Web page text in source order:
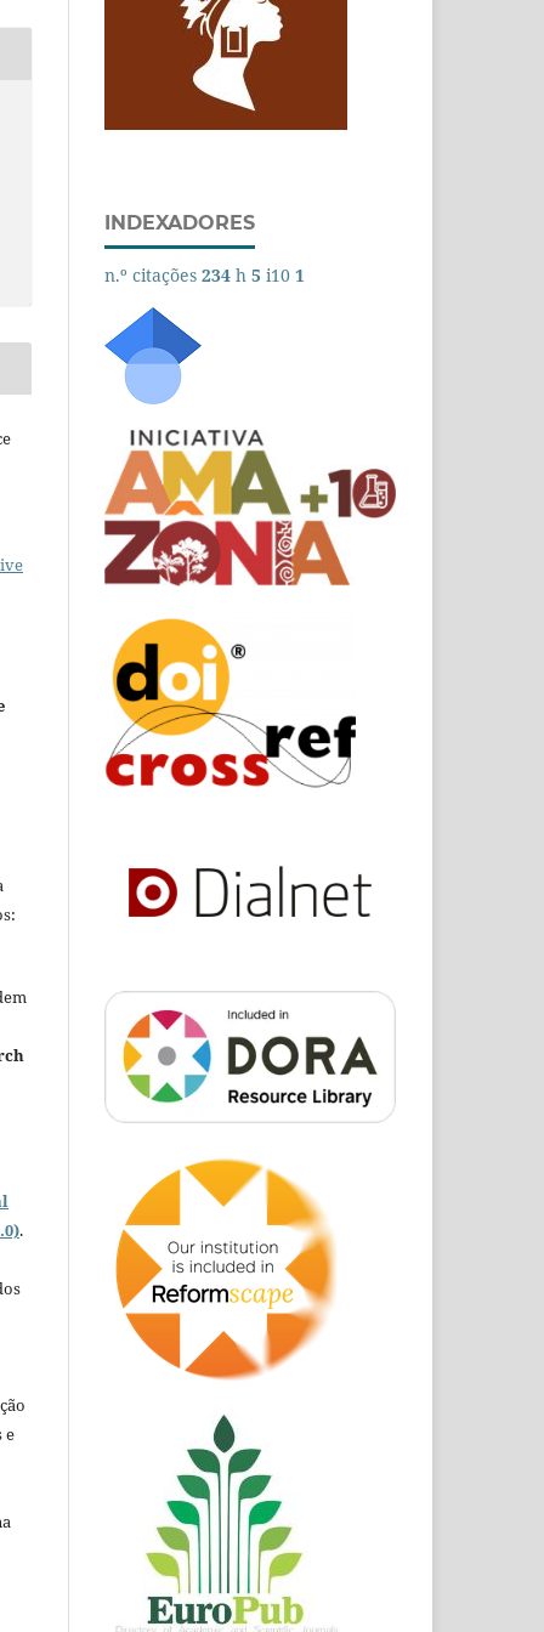
.
e
INDEXADORES
n.º citações 234 h 5 i10 1